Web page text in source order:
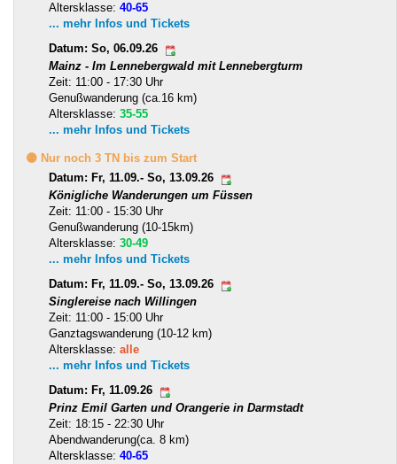
Altersklasse: 40-65
... mehr Infos und Tickets
Datum: So, 06.09.26
Mainz - Im Lennebergwald mit Lennebergturm
Zeit: 11:00 - 17:30 Uhr
Genußwanderung (ca.16 km)
Altersklasse: 35-55
... mehr Infos und Tickets
🟡 Nur noch 3 TN bis zum Start
Datum: Fr, 11.09.- So, 13.09.26
Königliche Wanderungen um Füssen
Zeit: 11:00 - 15:30 Uhr
Genußwanderung (10-15km)
Altersklasse: 30-49
... mehr Infos und Tickets
Datum: Fr, 11.09.- So, 13.09.26
Singlereise nach Willingen
Zeit: 11:00 - 15:00 Uhr
Ganztagswanderung (10-12 km)
Altersklasse: alle
... mehr Infos und Tickets
Datum: Fr, 11.09.26
Prinz Emil Garten und Orangerie in Darmstadt
Zeit: 18:15 - 22:30 Uhr
Abendwanderung(ca. 8 km)
Altersklasse: 40-65